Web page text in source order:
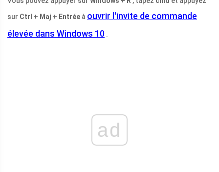
sur Ctrl + Maj + Entrée à ouvrir l'invite de commande
élevée dans Windows 10 .
ad